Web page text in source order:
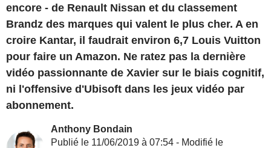
encore - de Renault Nissan et du classement
Brandz des marques qui valent le plus cher. A en
croire Kantar, il faudrait environ 6,7 Louis Vuitton
pour faire un Amazon. Ne ratez pas la dernière
vidéo passionnante de Xavier sur le biais cognitif,
ni l'offensive d'Ubisoft dans les jeux vidéo par
abonnement.
Anthony Bondain
Publié le 11/06/2019 à 07:54 - Modifié le